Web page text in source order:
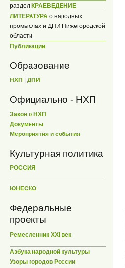
раздел КРАЕВЕДЕНИЕ
ЛИТЕРАТУРА о народных
промыслах и ДПИ Нижегородской
области
Публикации
Образование
НХП ДПИ
Официально - НХП
Закон о НХП
Документы
Мероприятия и события
Культурная политика
РОССИЯ
ЮНЕСКО
Федеральные
проекты
Ремесленник XXI век
Азбука народной культуры
Узоры городов России